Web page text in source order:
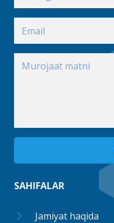
SAHIFALAR
Jamiyat haqida